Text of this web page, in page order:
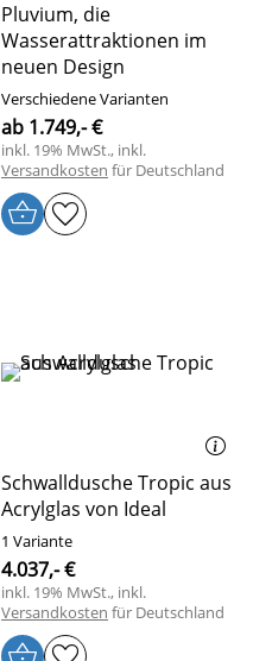
Pluvium, die
Wasserattraktionen im
neuen Design
Verschiedene Varianten
ab 1.749,- €
inkl. 19% MwSt., inkl.
Versandkosten für Deutschland
Schwalldusche Tropic aus
Acrylglas von Ideal
1 Variante
4.037,- €
inkl. 19% MwSt., inkl.
Versandkosten für Deutschland